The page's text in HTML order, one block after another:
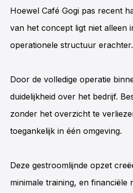
Hoewel Café Gogi pas recent
van het concept ligt niet alleen
operationele structuur erachter.
Door de volledige operatie
duidelijkheid over het bedrijf.
zonder het overzicht te
toegankelijk in één omgeving.
Deze gestroomlijnde opzet
minimale training, en financiële